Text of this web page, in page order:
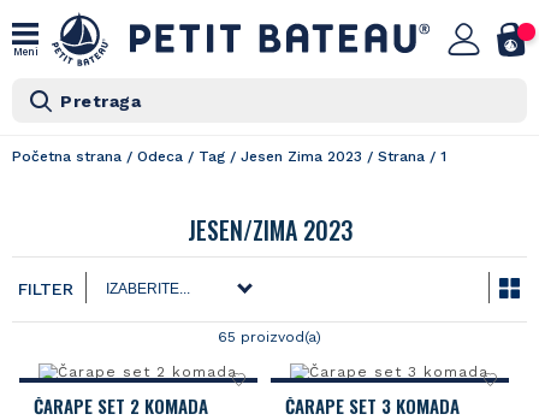
Meni
Pretraga
Početna strana / Odeca / Tag / Jesen Zima 2023 / Strana / 1
JESEN/ZIMA 2023
FILTER
65 proizvod(a)
ČARAPE SET 2 KOMADA ČARAPE SET 3 KOMADA